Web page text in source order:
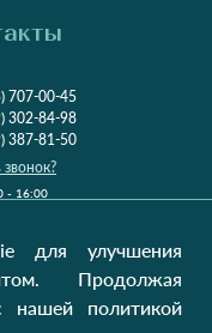
707-00-45
302-84-98
387-81-50
звонок?
- 16:00
Луцьк, 43000
для улучшения
Продолжая
нашей политикой